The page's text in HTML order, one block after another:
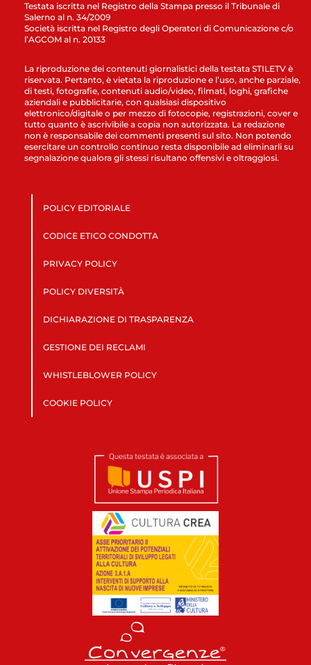
Testata iscritta nel Registro della Stampa presso il Tribunale di
Salerno al n. 34/2009
Società iscritta nel Registro degli Operatori di Comunicazione c/o
l’AGCOM al n. 20133
La riproduzione dei contenuti giornalistici della testata STILETV è
riservata. Pertanto, è vietata la riproduzione e l’uso, anche parziale,
di testi, fotografie, contenuti audio/video, filmati, loghi, grafiche
aziendali e pubblicitarie, con qualsiasi dispositivo
elettronico/digitale o per mezzo di fotocopie, registrazioni, cover e
tutto quanto è ascrivibile a copia non autorizzata. La redazione
non è responsabile dei commenti presenti sul sito. Non potendo
esercitare un controllo continuo resta disponibile ad eliminarli su
segnalazione qualora gli stessi risultano offensivi e oltraggiosi.
POLICY EDITORIALE
CODICE ETICO CONDOTTA
PRIVACY POLICY
POLICY DIVERSITÀ
DICHIARAZIONE DI TRASPARENZA
GESTIONE DEI RECLAMI
WHISTLEBLOWER POLICY
COOKIE POLICY